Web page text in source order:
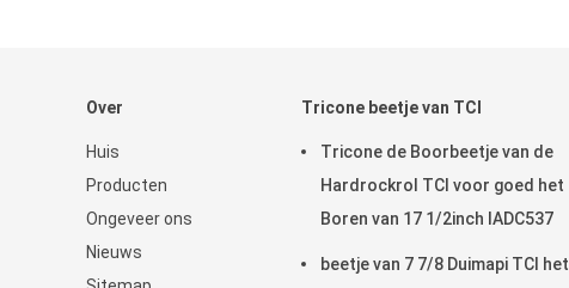
Over
Huis
Producten
Ongeveer ons
Nieuws
Tricone beetje van TCI
Tricone de Boorbeetje van de
Hardrockrol TCI voor goed het
Boren van 17 1/2inch IADC537
beetje van 7 7/8 Duimapi TCI het